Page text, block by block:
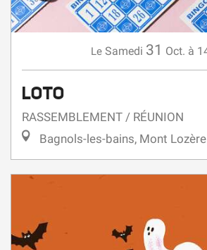
Le Samedi 31 Oct. à
LOTO
RASSEMBLEMENT / RÉUNION
Bagnols-les-bains, Mont